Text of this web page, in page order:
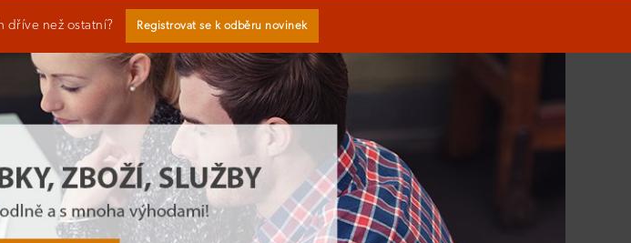
dříve než ostatní? Registrovat se k odběru novinek